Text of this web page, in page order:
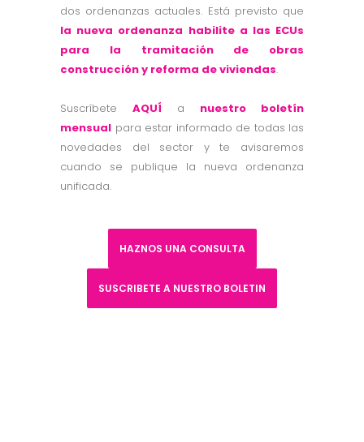
dos ordenanzas actuales. Está previsto que
la nueva ordenanza habilite a las ECUs
para la tramitación de obras
construcción y reforma de viviendas.
Suscríbete AQUÍ a nuestro boletín
mensual para estar informado de todas las
novedades del sector y te avisaremos
cuando se publique la nueva ordenanza
unificada.
HAZNOS UNA CONSULTA
SUSCRIBETE A NUESTRO BOLETIN